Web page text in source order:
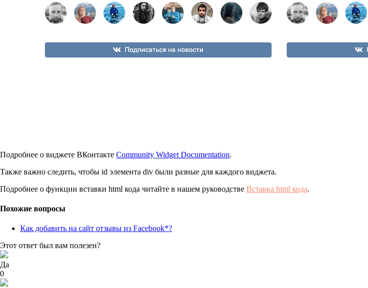
Подробнее о виджете ВКонтакте Community Widget Documentation.
Также важно следить, чтобы id элемента div были разные для каждого виджета.
Подробнее о функции вставки html кода читайте в нашем руководстве Вставка html кода.
Похожие вопросы
Как добавить на сайт отзывы из Facebook*?
Этот ответ был вам полезен?
Да
0